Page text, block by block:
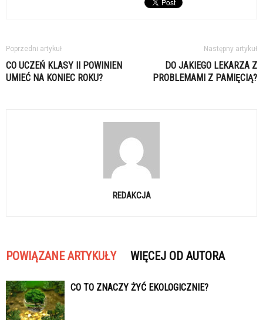
Poprzedni artykuł
CO UCZEŃ KLASY II POWINIEN
UMIEĆ NA KONIEC ROKU?
Następny artykuł
DO JAKIEGO LEKARZA Z
PROBLEMAMI Z PAMIĘCIĄ?
REDAKCJA
POWIĄZANE ARTYKUŁY WIĘCEJ OD AUTORA
CO TO ZNACZY ŻYĆ EKOLOGICZNIE?